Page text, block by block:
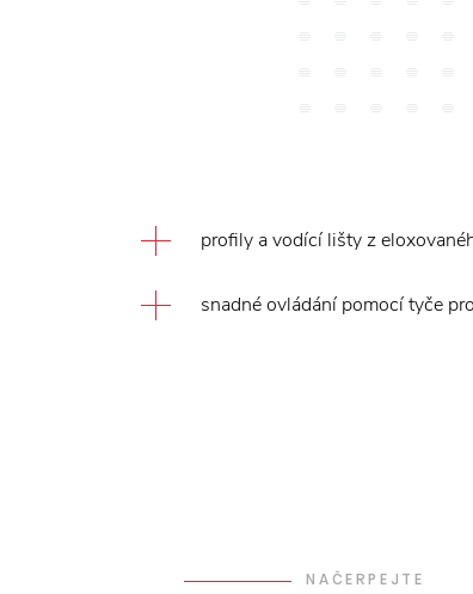
profily a vodící lišty z
snadné ovládání pomocí tyče
NAČERPEJTE